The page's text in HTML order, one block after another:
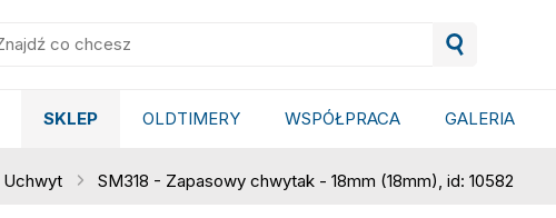
SKLEP OLDTIMERY WSPÓŁPRACA GALERIA
Uchwyt SM318 - Zapasowy chwytak - 18mm (18mm), id: 10582